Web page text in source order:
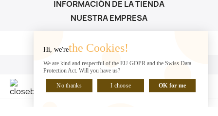
INFORMACIÓN DE LA TIENDA
NUESTRA EMPRESA
NUESTRA EMPRESA
SU CUENTA
SU CUENTA
Hi, we'rethe Cookies!
We are kind and respectful of the EU GDPR and the Swiss Data
Protection Act. Will you have us?
No thanks I choose OK for me
HABLA CON NOSOTROS